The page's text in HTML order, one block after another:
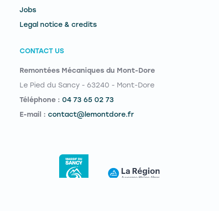
Jobs
Legal notice & credits
CONTACT US
Remontées Mécaniques du Mont-Dore
Le Pied du Sancy - 63240 - Mont-Dore
Téléphone : 04 73 65 02 73
E-mail : contact@lemontdore.fr